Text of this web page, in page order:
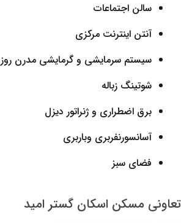
سالن اجتماعات
آنتن اینترنت مرکزی
سیستم سرمایشی و گرمایشی مدرن روز
شوتینگ زباله
برق اضطراری و ژنراتور دیزل
آسانسورنفربری وباربری
فضای سبز
تعاونی مسکن اسکان گستر امید